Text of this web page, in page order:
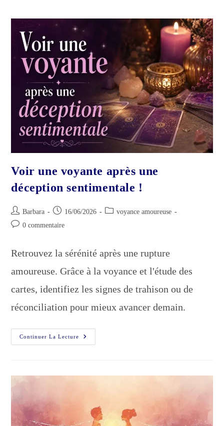
Voir une voyante après une
déception sentimentale !
Auteur/autrice
de
Barbara
Publication
publiée :
16/06/2026
Postvoyance amoureuse
Commentaires
publication :
0 commentaire
Retrouvez la sérénité après une rupture
amoureuse. Grâce à la voyance et l'étude des
cartes, identifiez les signes de trahison ou de
réconciliation pour mieux avancer demain.
Continuer La Lecture
Voir
Une